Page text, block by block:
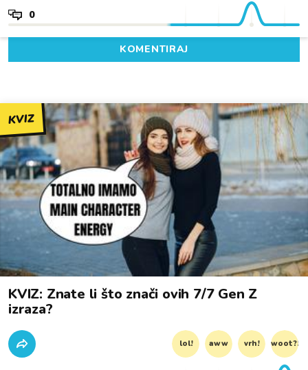
0
KOMENTIRAJ
KVIZ
KVIZ: Znate li što znači ovih 7/7 Gen Z
izraza?
lol! aww vrh! woot?!